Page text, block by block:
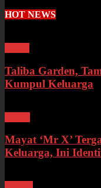
HOT NEWS
Taliba Garden,
Kumpul Keluarga
Mayat ‘Mr X’
Keluarga, Ini